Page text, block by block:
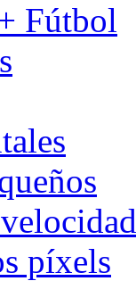
Fútbol
píxels